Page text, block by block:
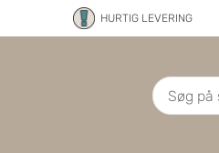
HURTIG LEVERING